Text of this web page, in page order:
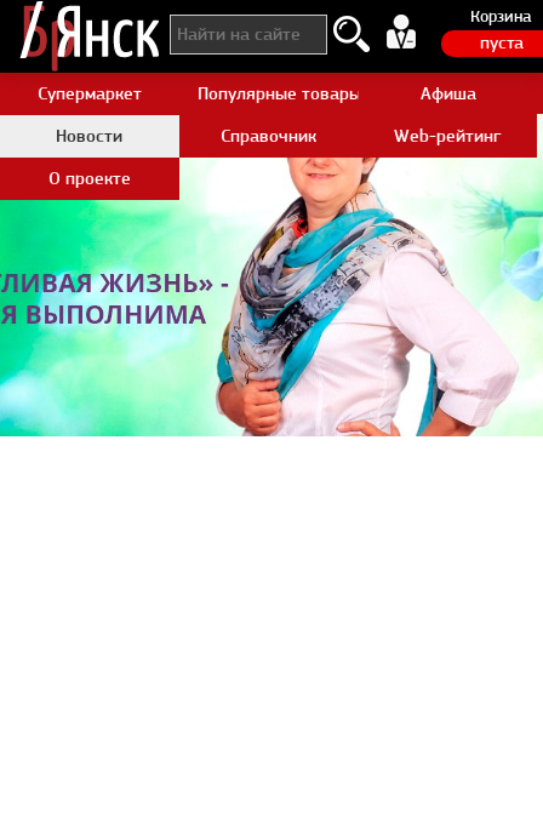
Корзина
пуста
Супермаркет Популярные товары AliexpressАфиша
Новости
Справочник
Web-рейтинг
О проекте